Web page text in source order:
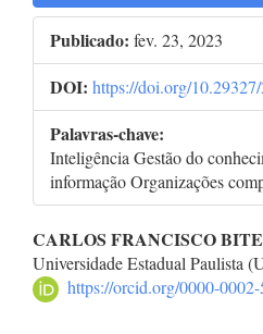
lateral
de
artigos
Publicado: fev. 23, 2023
DOI: https://doi.org/
Palavras-chave:
Inteligência Gestão do
informação Organizações
Conteúdo
do
CARLOS FRANCISCO
Universidade Estadual Paulista
https://orcid.org/0000-